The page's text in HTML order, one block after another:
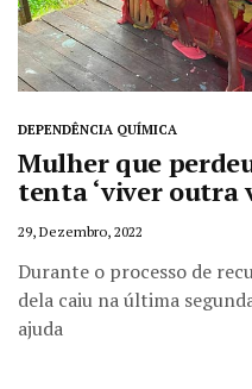
DEPENDÊNCIA QUÍMICA
Mulher que
tenta ‘viver outra
29, Dezembro, 2022
Durante o processo de
dela caiu na última
ajuda